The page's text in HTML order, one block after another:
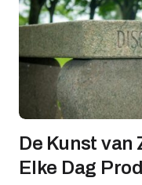
De Kunst
Elke Dag